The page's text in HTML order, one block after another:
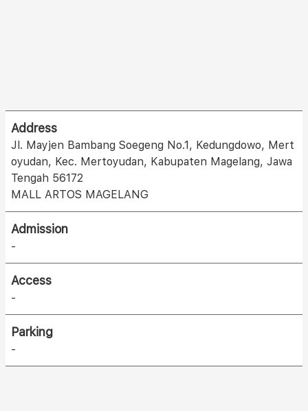
Address
Jl. Mayjen Bambang Soegeng No.1, Kedungdowo, Mert
oyudan, Kec. Mertoyudan, Kabupaten Magelang, Jawa
Tengah 56172
MALL ARTOS MAGELANG
Admission
-
Access
-
Parking
-